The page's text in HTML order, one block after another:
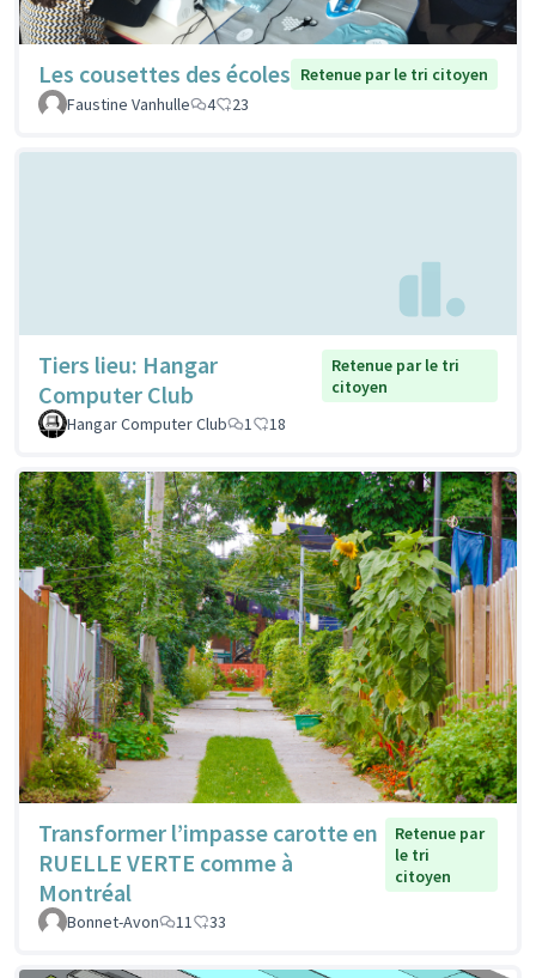
Les cousettes des écoles Retenue par le tri citoyen
Faustine Vanhulle
4 23
Tiers lieu: Hangar
Computer Club
Retenue par le tri
citoyen
Hangar Computer Club
1 18
Transformer l’impasse carotte en
RUELLE VERTE comme à
Montréal
Retenue par
le tri
citoyen
Bonnet-Avon 11 33